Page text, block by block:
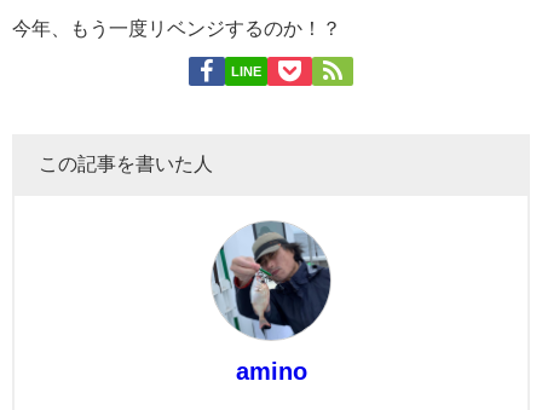
今年、もう一度リベンジするのか！？
LINE
この記事を書いた人
amino